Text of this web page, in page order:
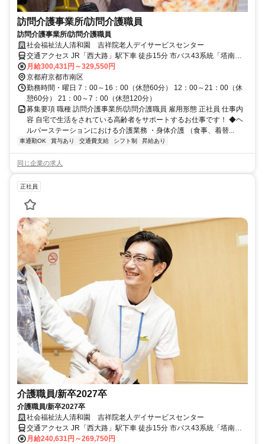
訪問介護事業所/訪問介護職員
訪問介護事業所/訪問介護職員
社会福祉法人清和園 吉祥院老人デイサービスセンター
交通アクセス JR「西大路」駅下車 徒歩15分 市バス43系統「塔南高
校前」バス停下車 西へ徒歩約5分 市バス13系統「吉祥院運動公園
前」バス停下車 東へ徒歩約10分
月給300,431円～329,550円
京都府京都市南区
勤務時間・曜日 7：00～16：00（休憩60分） 12：00～21：00（休
憩60分） 21：00～7：00（休憩120分）
募集要項 職種 訪問介護事業所/訪問介護職員 雇用形態 正社員 仕事内
容 自宅で生活をされている高齢者をサポートするお仕事です！ ◆ヘ
ルパーステーションにおける介護業務 ・身体介護 （食事、着替...
車通勤OK 賞与あり 交通費支給 シフト制 昇給あり
同じ企業の求人
正社員
介護職員/新卒2027卒
介護職員/新卒2027卒
社会福祉法人清和園 吉祥院老人デイサービスセンター
交通アクセス JR「西大路」駅下車 徒歩15分 市バス43系統「塔南高
校前」バス停下車 西へ徒歩約5分 市バス13系統「吉祥院運動公園
月給240,631円～269,750円